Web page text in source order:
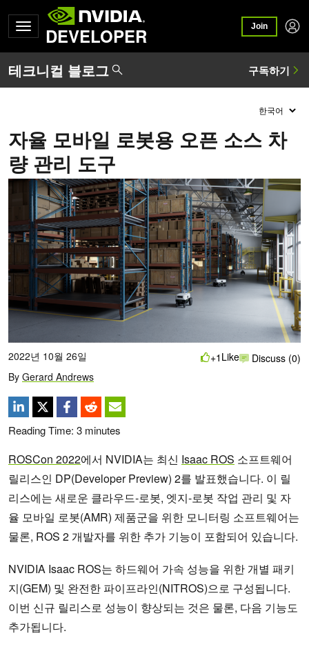
DEVELOPER Join
자율 모바일 로봇용 오픈 소스 차
량 관리 도구
2022년 10월 26일
By Gerard Andrews
+1 Like Discuss (0)
Reading Time: 3 minutes
ROSCon 2022에서 NVIDIA는 최신 Isaac ROS 소프트웨어
릴리스인 DP(Developer Preview) 2를 발표했습니다. 이 릴
리스에는 새로운 클라우드-로봇, 엣지-로봇 작업 관리 및 자
율 모바일 로봇(AMR) 제품군을 위한 모니터링 소프트웨어는
물론, ROS 2 개발자를 위한 추가 기능이 포함되어 있습니다.
NVIDIA Isaac ROS는 하드웨어 가속 성능을 위한 개별 패키
지(GEM) 및 완전한 파이프라인(NITROS)으로 구성됩니다.
이번 신규 릴리스로 성능이 향상되는 것은 물론, 다음 기능도
추가됩니다.